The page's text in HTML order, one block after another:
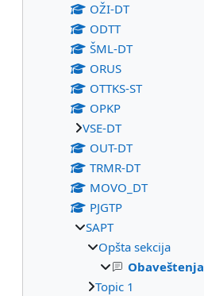
OŽI-DT
ODTT
ŠML-DT
ORUS
OTTKS-ST
OPKP
VSE-DT
OUT-DT
TRMR-DT
MOVO_DT
PJGTP
SAPT
Opšta sekcija
Obaveštenja
Topic 1